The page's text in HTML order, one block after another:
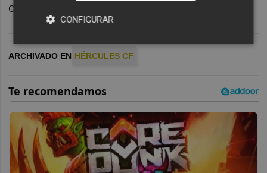
causar baja.
ARCHIVADO EN HÉRCULES CF
CONFIGURAR